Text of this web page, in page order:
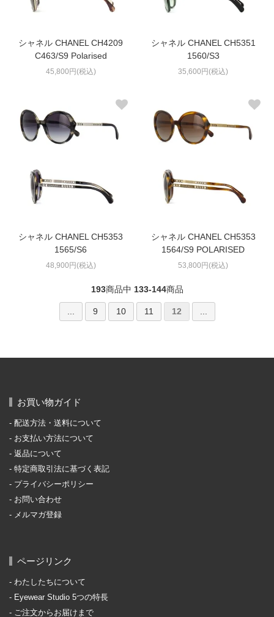
シャネル CHANEL CH4209
C463/S9 Polarised
45,800円(税込)
シャネル CHANEL CH5351
1560/S3
35,600円(税込)
シャネル CHANEL CH5353
1565/S6
48,900円(税込)
シャネル CHANEL CH5353
1564/S9 POLARISED
53,800円(税込)
193商品中 133-144商品
9 10 11 12
お買い物ガイド
配送方法・送料について
お支払い方法について
返品について
特定商取引法に基づく表記
プライバシーポリシー
お問い合わせ
メルマガ登録
ページリンク
わたしたちについて
Eyewear Studio 5つの特長
ご注文からお届けまで